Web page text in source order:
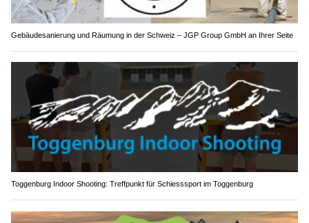
Gebäudesanierung und Räumung in der Schweiz – JGP Group GmbH an Ihrer Seite
Toggenburg Indoor Shooting: Treffpunkt für Schiesssport im Toggenburg